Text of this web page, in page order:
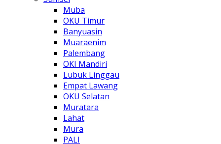
Muba
OKU Timur
Banyuasin
Muaraenim
Palembang
OKI Mandiri
Lubuk Linggau
Empat Lawang
OKU Selatan
Muratara
Lahat
Mura
PALI